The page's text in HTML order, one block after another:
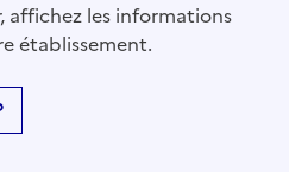
affichez les informations
établissement.